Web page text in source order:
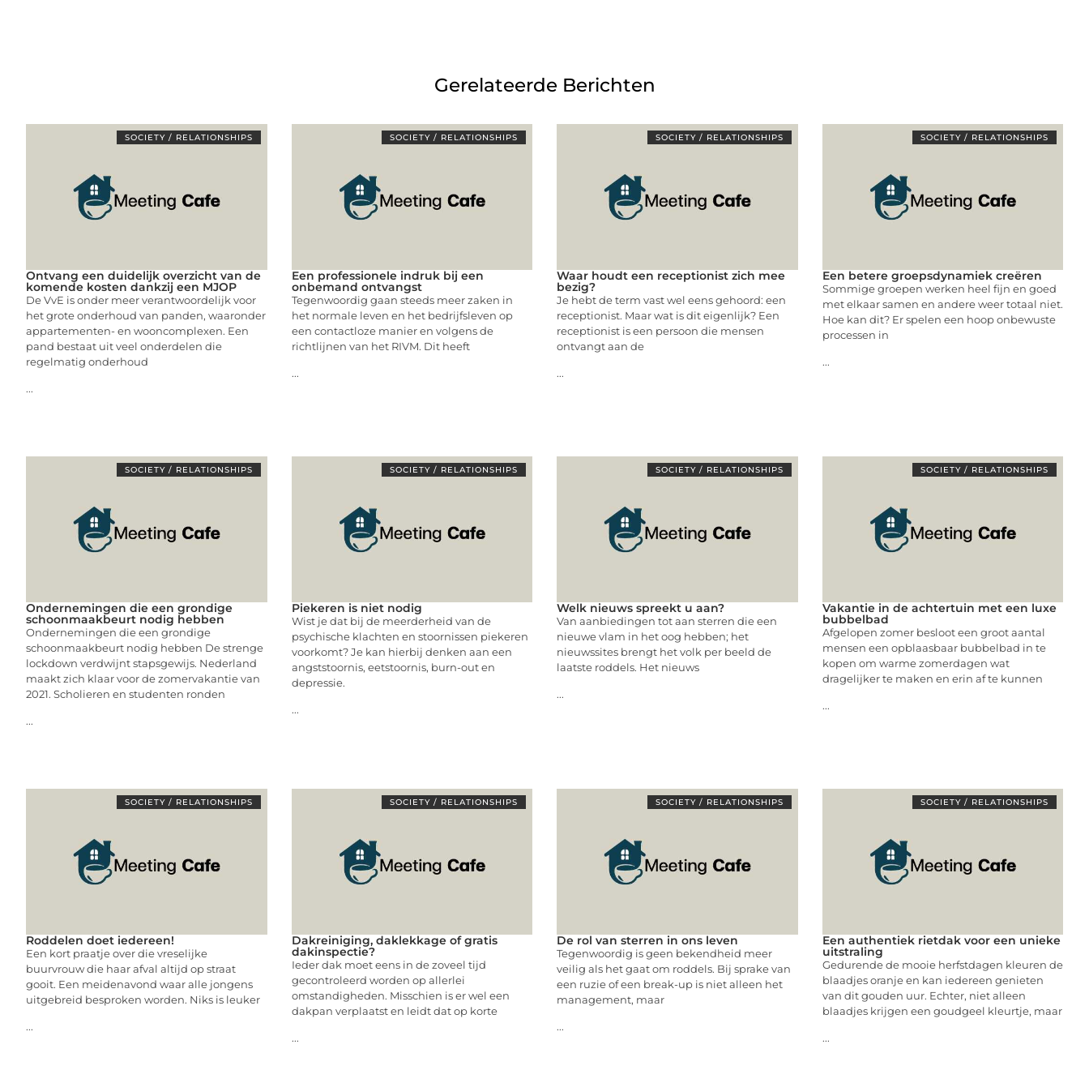
Gerelateerde Berichten
SOCIETY / RELATIONSHIPS
Ontvang een duidelijk overzicht van de
komende kosten dankzij een MJOP
De VvE is onder meer verantwoordelijk voor
het grote onderhoud van panden, waaronder
appartementen- en wooncomplexen. Een
pand bestaat uit veel onderdelen die
regelmatig onderhoud
...
SOCIETY / RELATIONSHIPS
Een professionele indruk bij een
onbemand ontvangst
Tegenwoordig gaan steeds meer zaken in
het normale leven en het bedrijfsleven op
een contactloze manier en volgens de
richtlijnen van het RIVM. Dit heeft
...
SOCIETY / RELATIONSHIPS
Waar houdt een receptionist zich mee
bezig?
Je hebt de term vast wel eens gehoord: een
receptionist. Maar wat is dit eigenlijk? Een
receptionist is een persoon die mensen
ontvangt aan de
...
SOCIETY / RELATIONSHIPS
Een betere groepsdynamiek creëren
Sommige groepen werken heel fijn en goed
met elkaar samen en andere weer totaal niet.
Hoe kan dit? Er spelen een hoop onbewuste
processen in
...
SOCIETY / RELATIONSHIPS
Ondernemingen die een grondige
schoonmaakbeurt nodig hebben
Ondernemingen die een grondige
schoonmaakbeurt nodig hebben De strenge
lockdown verdwijnt stapsgewijs. Nederland
maakt zich klaar voor de zomervakantie van
2021. Scholieren en studenten ronden
...
SOCIETY / RELATIONSHIPS
Piekeren is niet nodig
Wist je dat bij de meerderheid van de
psychische klachten en stoornissen piekeren
voorkomt? Je kan hierbij denken aan een
angststoornis, eetstoornis, burn-out en
depressie.
...
SOCIETY / RELATIONSHIPS
Welk nieuws spreekt u aan?
Van aanbiedingen tot aan sterren die een
nieuwe vlam in het oog hebben; het
nieuwssites brengt het volk per beeld de
laatste roddels. Het nieuws
...
SOCIETY / RELATIONSHIPS
Vakantie in de achtertuin met een luxe
bubbelbad
Afgelopen zomer besloot een groot aantal
mensen een opblaasbaar bubbelbad in te
kopen om warme zomerdagen wat
dragelijker te maken en erin af te kunnen
...
SOCIETY / RELATIONSHIPS
Roddelen doet iedereen!
Een kort praatje over die vreselijke
buurvrouw die haar afval altijd op straat
gooit. Een meidenavond waar alle jongens
uitgebreid besproken worden. Niks is leuker
...
SOCIETY / RELATIONSHIPS
Dakreiniging, daklekkage of gratis
dakinspectie?
Ieder dak moet eens in de zoveel tijd
gecontroleerd worden op allerlei
omstandigheden. Misschien is er wel een
dakpan verplaatst en leidt dat op korte
...
SOCIETY / RELATIONSHIPS
De rol van sterren in ons leven
Tegenwoordig is geen bekendheid meer
veilig als het gaat om roddels. Bij sprake van
een ruzie of een break-up is niet alleen het
management, maar
...
SOCIETY / RELATIONSHIPS
Een authentiek rietdak voor een unieke
uitstraling
Gedurende de mooie herfstdagen kleuren de
blaadjes oranje en kan iedereen genieten
van dit gouden uur. Echter, niet alleen
blaadjes krijgen een goudgeel kleurtje, maar
...